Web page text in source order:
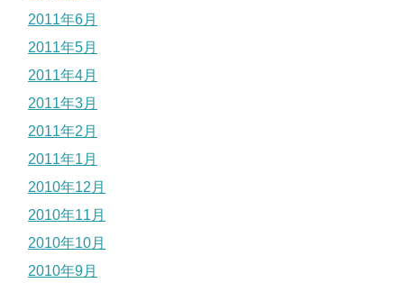
2011年6月
2011年5月
2011年4月
2011年3月
2011年2月
2011年1月
2010年12月
2010年11月
2010年10月
2010年9月